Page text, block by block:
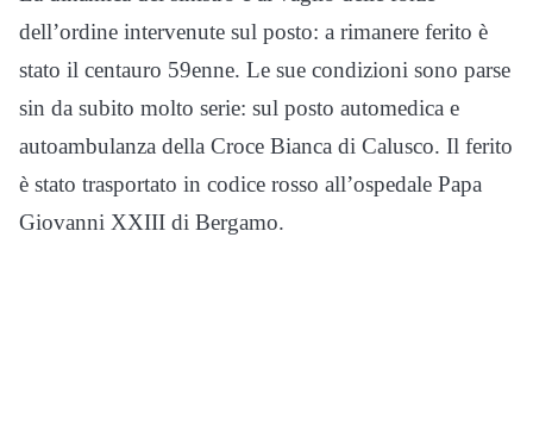
dell’ordine intervenute sul posto: a rimanere ferito è
stato il centauro 59enne. Le sue condizioni sono parse
sin da subito molto serie: sul posto automedica e
autoambulanza della Croce Bianca di Calusco. Il ferito
è stato trasportato in codice rosso all’ospedale Papa
Giovanni XXIII di Bergamo.